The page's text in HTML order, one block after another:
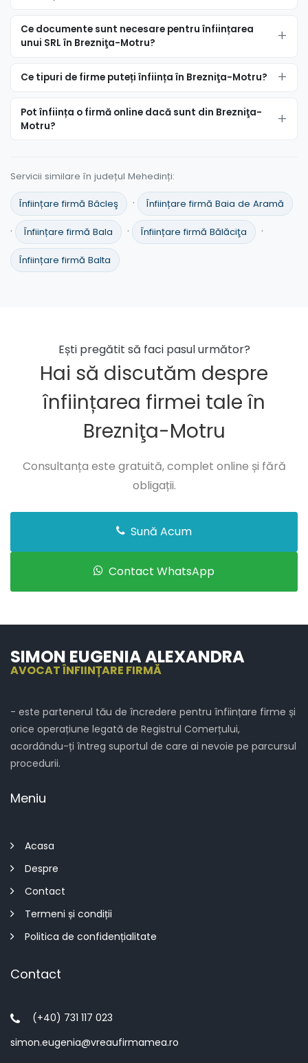
Ce documente sunt necesare pentru înființarea
unui SRL în Brezniţa-Motru?
Ce tipuri de firme puteți înființa în Brezniţa-Motru?
Pot înființa o firmă online dacă sunt din Brezniţa-
Motru?
Servicii similare în județul Mehedinți:
Înființare firmă Bâcleş · Înființare firmă Baia de Aramă
· Înființare firmă Bala · Înființare firmă Bălăciţa ·
Înființare firmă Balta
Ești pregătit să faci pasul următor?
Hai să discutăm despre
înființarea firmei tale în
Brezniţa-Motru
Consultanța este gratuită, complet online și fără
obligații.
Sună Acum
Contact WhatsApp
SIMON EUGENIA ALEXANDRA
AVOCAT ÎNFIINȚARE FIRMĂ
- este partenerul tău de încredere pentru înființare firme și
orice operațiune legată de Registrul Comerțului,
acordându-ți întreg suportul de care ai nevoie pe parcursul
procedurii.
Meniu
Acasa
Despre
Contact
Termeni și condiții
Politica de confidențialitate
Contact
(+40) 731 117 023
simon.eugenia@vreaufirmamea.ro